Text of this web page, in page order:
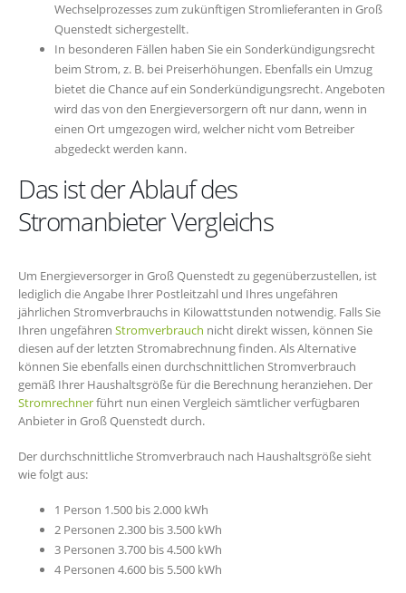
Wechselprozesses zum zukünftigen Stromlieferanten in Groß
Quenstedt sichergestellt.
In besonderen Fällen haben Sie ein Sonderkündigungsrecht
beim Strom, z. B. bei Preiserhöhungen. Ebenfalls ein Umzug
bietet die Chance auf ein Sonderkündigungsrecht. Angeboten
wird das von den Energieversorgern oft nur dann, wenn in
einen Ort umgezogen wird, welcher nicht vom Betreiber
abgedeckt werden kann.
Das ist der Ablauf des
Stromanbieter Vergleichs
Um Energieversorger in Groß Quenstedt zu gegenüberzustellen, ist
lediglich die Angabe Ihrer Postleitzahl und Ihres ungefähren
jährlichen Stromverbrauchs in Kilowattstunden notwendig. Falls Sie
Ihren ungefähren Stromverbrauch nicht direkt wissen, können Sie
diesen auf der letzten Stromabrechnung finden. Als Alternative
können Sie ebenfalls einen durchschnittlichen Stromverbrauch
gemäß Ihrer Haushaltsgröße für die Berechnung heranziehen. Der
Stromrechnerführt nun einen Vergleich sämtlicher verfügbaren
Anbieter in Groß Quenstedt durch.
Der durchschnittliche Stromverbrauch nach Haushaltsgröße sieht
wie folgt aus:
1 Person 1.500 bis 2.000 kWh
2 Personen 2.300 bis 3.500 kWh
3 Personen 3.700 bis 4.500 kWh
4 Personen 4.600 bis 5.500 kWh